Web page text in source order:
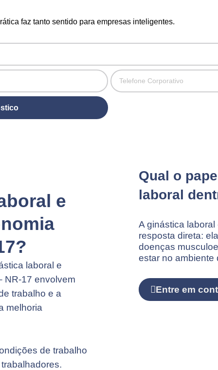
faz tanto sentido para empresas inteligentes.
e
laboral e
NR-17 envolvem
trabalho e a
melhoria
de trabalho
Qual o
laboral
A ginástica
resposta direta:
doenças
estar no ambiente
Entre em